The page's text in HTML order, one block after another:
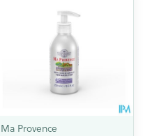
Ma Provence